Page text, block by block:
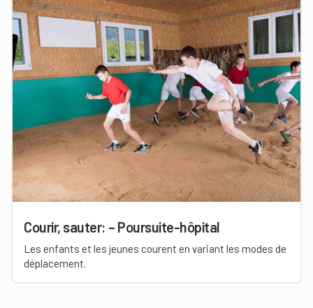
Courir, sauter: – Poursuite-hôpital
Les enfants et les jeunes courent en variant les modes de
déplacement.